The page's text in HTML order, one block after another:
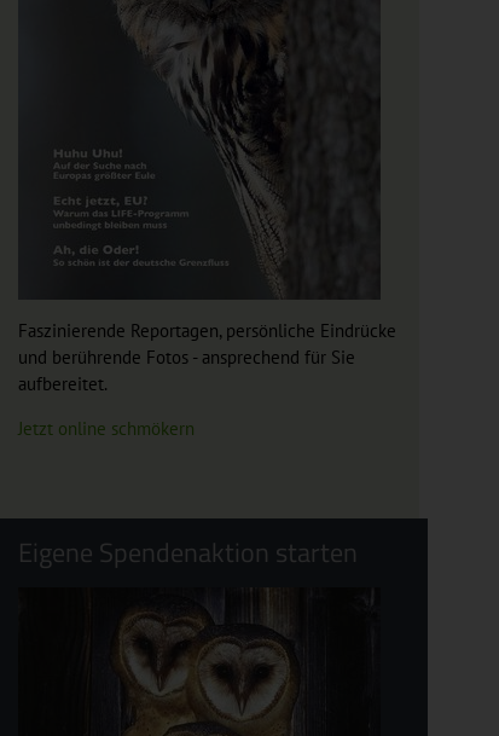
Faszinierende Reportagen, persönliche Eindrücke
und berührende Fotos - ansprechend für Sie
aufbereitet.
Jetzt online schmökern
Eigene Spendenaktion starten